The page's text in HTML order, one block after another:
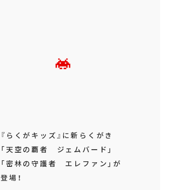
『らくがキッズ』に新らくがき
「天空の覇者 ジェムバード」
「密林の守護者 エレファン」が
登場！